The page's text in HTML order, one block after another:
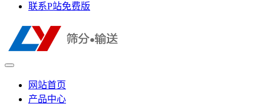
联系P站免费版
网站首页
产品中心